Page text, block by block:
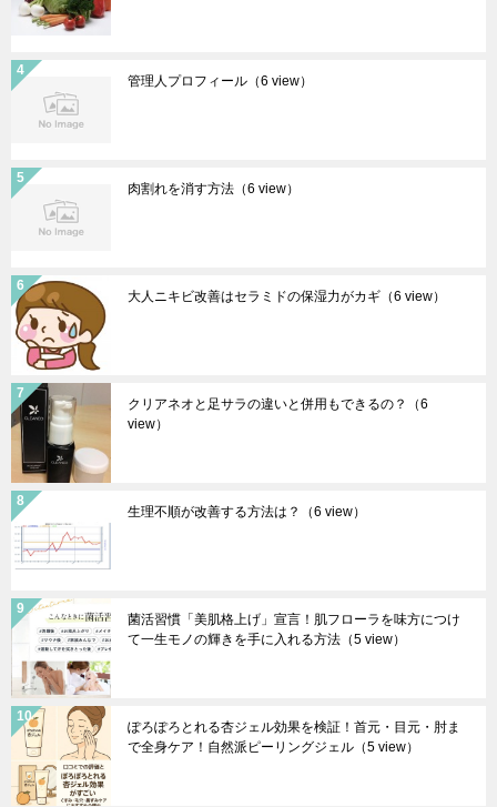
管理人プロフィール （6 view）
肉割れを消す方法 （6 view）
大人ニキビ改善はセラミドの保湿力がカギ （6 view）
クリアネオと足サラの違いと併用もできるの？
（6
view）
生理不順が改善する方法は？ （6 view）
菌活習慣「美肌格上げ」宣言！肌フローラを味方につけ
て一生モノの輝きを手に入れる方法 （5 view）
ぽろぽろとれる杏ジェル効果を検証！首元・目元・肘ま
で全身ケア！自然派ピーリングジェル （5 view）